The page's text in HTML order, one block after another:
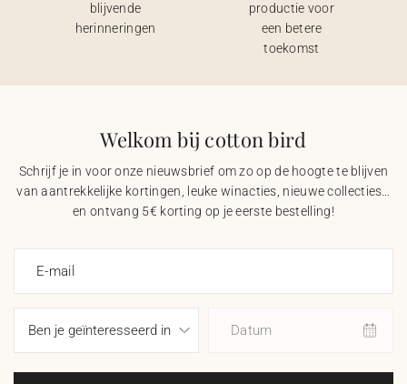
blijvende
herinneringen
productie voor
een betere
toekomst
Welkom bij cotton bird
Schrijf je in voor onze nieuwsbrief om zo op de hoogte te blijven
van aantrekkelijke kortingen, leuke winacties, nieuwe collecties…
en ontvang 5€ korting op je eerste bestelling!
E-mail
Datum